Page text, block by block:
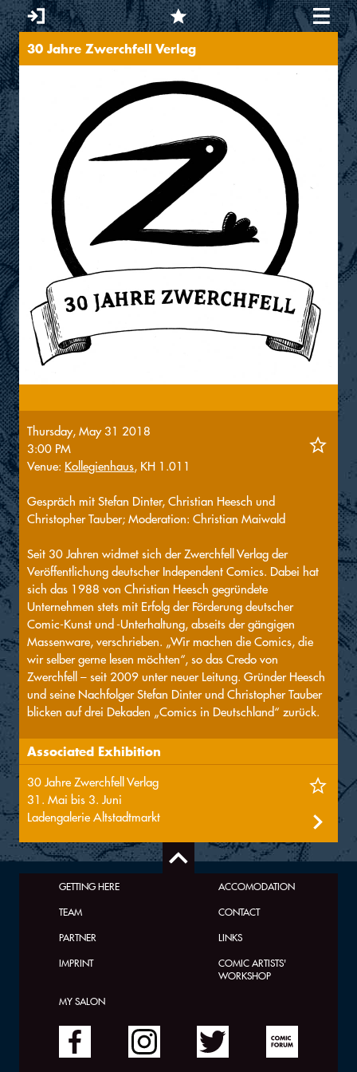
You are here
30 Jahre Zwerchfell Verlag
Thursday, May 31 2018
3:00 PM
Venue: Kollegienhaus, KH 1.011
Gespräch mit Stefan Dinter, Christian Heesch und
Christopher Tauber; Moderation: Christian Maiwald
Seit 30 Jahren widmet sich der Zwerchfell Verlag der
Veröffentlichung deutscher Independent Comics. Dabei hat
sich das 1988 von Christian Heesch gegründete
Unternehmen stets mit Erfolg der Förderung deutscher
Comic-Kunst und -Unterhaltung, abseits der gängigen
Massenware, verschrieben. „Wir machen die Comics, die
wir selber gerne lesen möchten“, so das Credo von
Zwerchfell – seit 2009 unter neuer Leitung. Gründer Heesch
und seine Nachfolger Stefan Dinter und Christopher Tauber
blicken auf drei Dekaden „Comics in Deutschland“ zurück.
Associated Exhibition
30 Jahre Zwerchfell Verlag
31. Mai bis 3. Juni
Ladengalerie Altstadtmarkt
GETTING HERE
ACCOMODATION
TEAM
CONTACT
PARTNER
LINKS
IMPRINT
COMIC ARTISTS'
WORKSHOP
MY SALON